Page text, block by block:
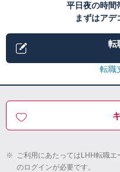
平日夜の時間
まずはアデ
転
転職
※ ご利用にあたってはLHH転職
のログインが必要です。